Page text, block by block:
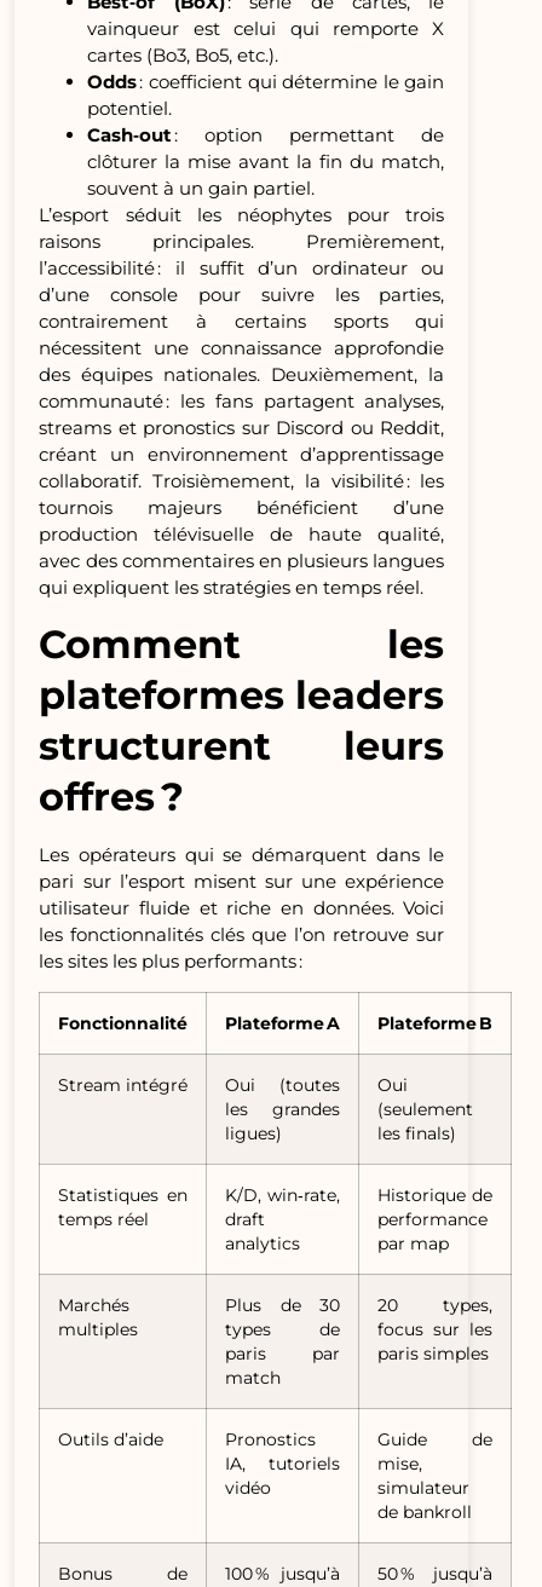
vainqueur est celui qui remporte X
cartes (Bo3, Bo5, etc.).
Odds: coefficient qui détermine le gain
potentiel.
Cash‑out: option permettant de
clôturer la mise avant la fin du match,
souvent à un gain partiel.
L’esport séduit les néophytes pour trois
raisons principales. Premièrement,
l’accessibilité : il suffit d’un ordinateur ou
d’une console pour suivre les parties,
contrairement à certains sports qui
nécessitent une connaissance approfondie
des équipes nationales. Deuxièmement, la
communauté : les fans partagent analyses,
streams et pronostics sur Discord ou Reddit,
créant un environnement d’apprentissage
collaboratif. Troisièmement, la visibilité : les
tournois majeurs bénéficient d’une
production télévisuelle de haute qualité,
avec des commentaires en plusieurs langues
qui expliquent les stratégies en temps réel.
Comment les
plateformes leaders
structurent leurs
offres ?
Les opérateurs qui se démarquent dans le
pari sur l’esport misent sur une expérience
utilisateur fluide et riche en données. Voici
les fonctionnalités clés que l’on retrouve sur
les sites les plus performants :
Fonctionnalité Plateforme A Plateforme B
Stream intégré
Oui (toutes
les grandes
ligues)
Oui
(seulement
les finals)
Statistiques en
temps réel
K/D, win‑rate,
draft
analytics
Historique de
performance
par map
Marchés
multiples
Plus de 30
types de
paris par
match
20 types,
focus sur les
paris simples
Outils d’aide
Pronostics
IA, tutoriels
vidéo
Guide de
mise,
simulateur
de bankroll
Bonus de
100 % jusqu’à
50 % jusqu’à